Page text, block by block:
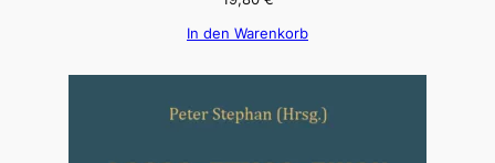
In den Warenkorb